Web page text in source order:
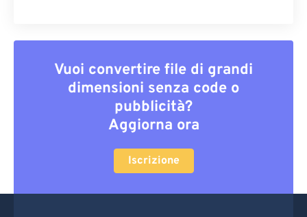
Vuoi convertire file di grandi
dimensioni senza code o
pubblicità?
Aggiorna ora
Iscrizione